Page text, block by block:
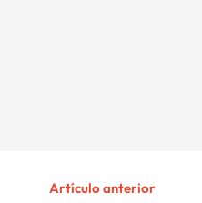
Artículo anterior